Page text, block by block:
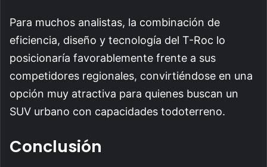
Para muchos analistas, la combinación de
eficiencia, diseño y tecnología del T-Roc lo
posicionaría favorablemente frente a sus
competidores regionales, convirtiéndose en una
opción muy atractiva para quienes buscan un
SUV urbano con capacidades todoterreno.
Conclusión